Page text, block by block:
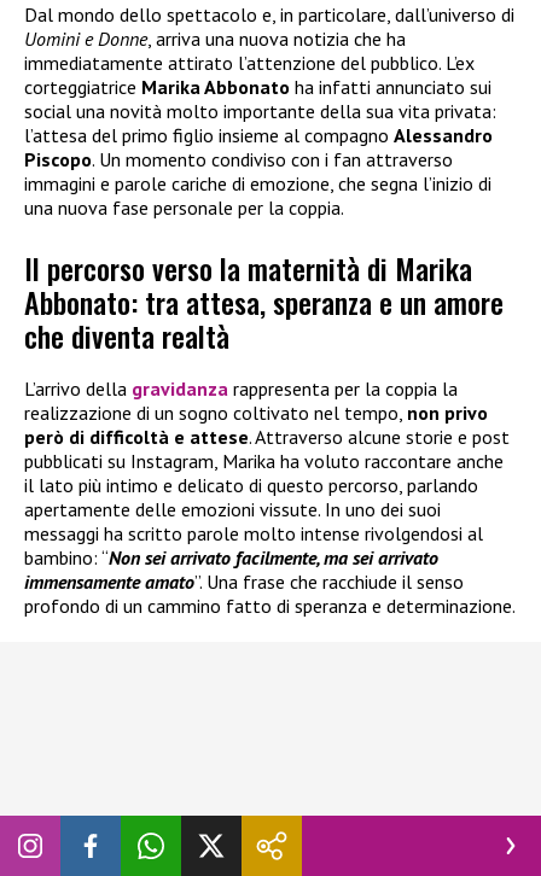
Dal mondo dello spettacolo e, in particolare, dall’universo di
Uomini e Donne, arriva una nuova notizia che ha
immediatamente attirato l’attenzione del pubblico. L’ex
corteggiatrice Marika Abbonato ha infatti annunciato sui
social una novità molto importante della sua vita privata:
l’attesa del primo figlio insieme al compagno Alessandro
Piscopo. Un momento condiviso con i fan attraverso
immagini e parole cariche di emozione, che segna l’inizio di
una nuova fase personale per la coppia.
Il percorso verso la maternità di Marika
Abbonato: tra attesa, speranza e un amore
che diventa realtà
L’arrivo della gravidanza rappresenta per la coppia la
realizzazione di un sogno coltivato nel tempo, non privo
però di difficoltà e attese. Attraverso alcune storie e post
pubblicati su Instagram, Marika ha voluto raccontare anche
il lato più intimo e delicato di questo percorso, parlando
apertamente delle emozioni vissute. In uno dei suoi
messaggi ha scritto parole molto intense rivolgendosi al
bambino: “Non sei arrivato facilmente, ma sei arrivato
immensamente amato”. Una frase che racchiude il senso
profondo di un cammino fatto di speranza e determinazione.